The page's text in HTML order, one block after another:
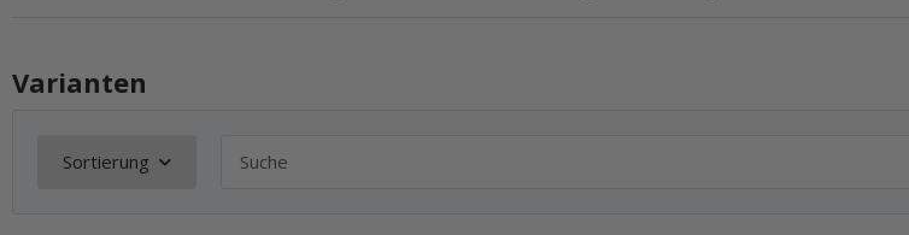
Varianten
Sortierung